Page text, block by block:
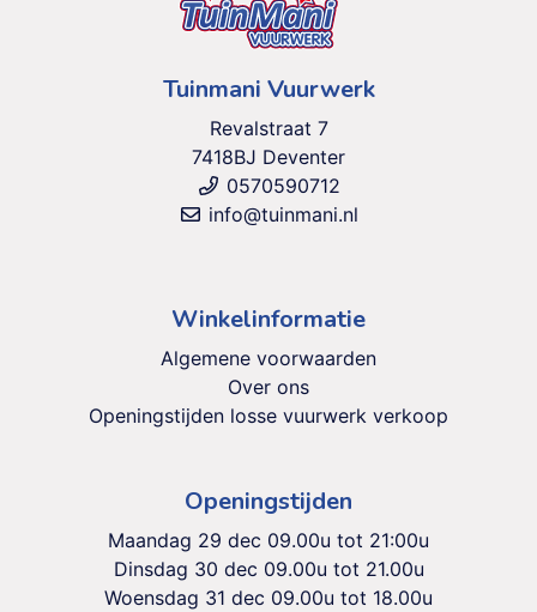
Tuinmani Vuurwerk
Revalstraat 7
7418BJ Deventer
0570590712
info@tuinmani.nl
Winkelinformatie
Algemene voorwaarden
Over ons
Openingstijden losse vuurwerk verkoop
Openingstijden
Maandag 29 dec 09.00u tot 21:00u
Dinsdag 30 dec 09.00u tot 21.00u
Woensdag 31 dec 09.00u tot 18.00u